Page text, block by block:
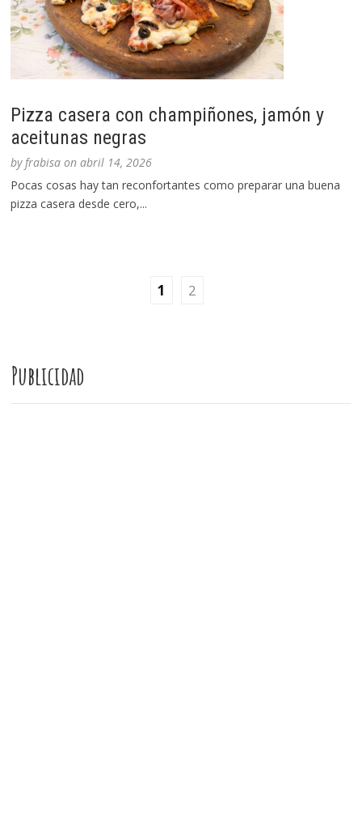
Pizza casera con champiñones, jamón y
aceitunas negras
byfrabisa onabril 14, 2026
Pocas cosas hay tan reconfortantes como preparar una buena
pizza casera desde cero,...
1 2
Publicidad